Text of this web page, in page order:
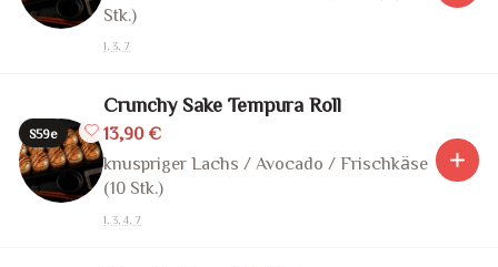
Stk.)
1, 3, 7
S59e
Crunchy Sake Tempura Roll
13,90 €
knuspriger Lachs / Avocado / Frischkäse
(10 Stk.)
1, 3, 4, 7